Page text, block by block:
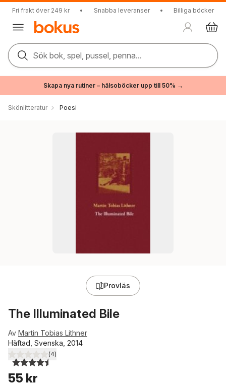
Fri frakt över 249 kr • Snabba leveranser • Billiga böcker
Sök bok, spel, pussel, penna...
Skapa nya rutiner – hälsoböcker upp till 50% →
Skönlitteratur Poesi
Provläs
The Illuminated Bile
Av Martin Tobias Lithner
Häftad, Svenska, 2014
4,5utav 5 stjärnor. Totalt antal röster:
(4)
55 kr